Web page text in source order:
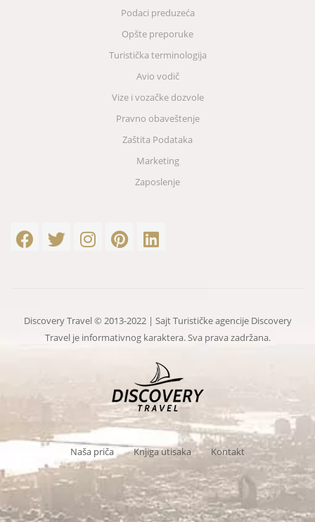
Podaci preduzeća
Opšte preporuke
Turistička terminologija
Avio vodič
Vize i vozačke dozvole
Pravno obaveštenje
Zaštita Podataka
Marketing
Zaposlenje
Discovery Travel © 2013-2022 | Sajt Turističke agencije Discovery
Travel je informativnog karaktera. Sva prava zadržana.
Naša priča Knjiga utisaka Kontakt